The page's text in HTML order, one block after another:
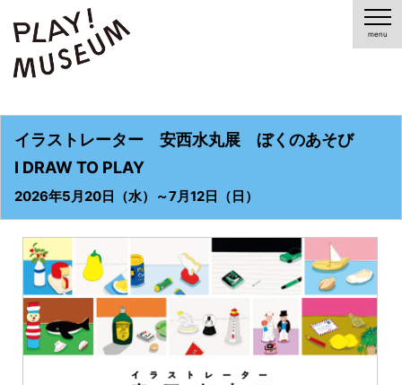
イラストレーター 安西水丸展 ぼくのあそび
I DRAW TO PLAY
2026年5月20日（水）～7月12日（日）